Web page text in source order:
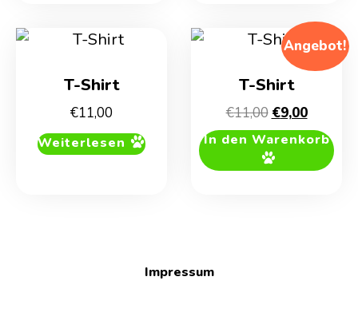
T-Shirt
€11,00
Weiterlesen
Angebot!
T-Shirt
€11,00
Preis
war:
€11,00
€9,00
Preis
€9,00.
In den Warenkorb
Impressum